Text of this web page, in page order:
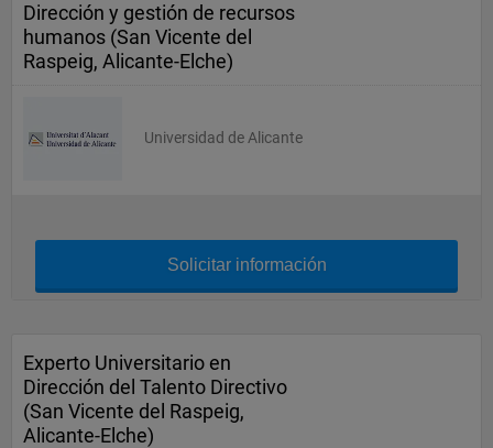
Dirección y gestión de recursos
humanos (San Vicente del
Raspeig, Alicante-Elche)
Universidad de Alicante
Solicitar información
Experto Universitario en
Dirección del Talento Directivo
(San Vicente del Raspeig,
Alicante-Elche)